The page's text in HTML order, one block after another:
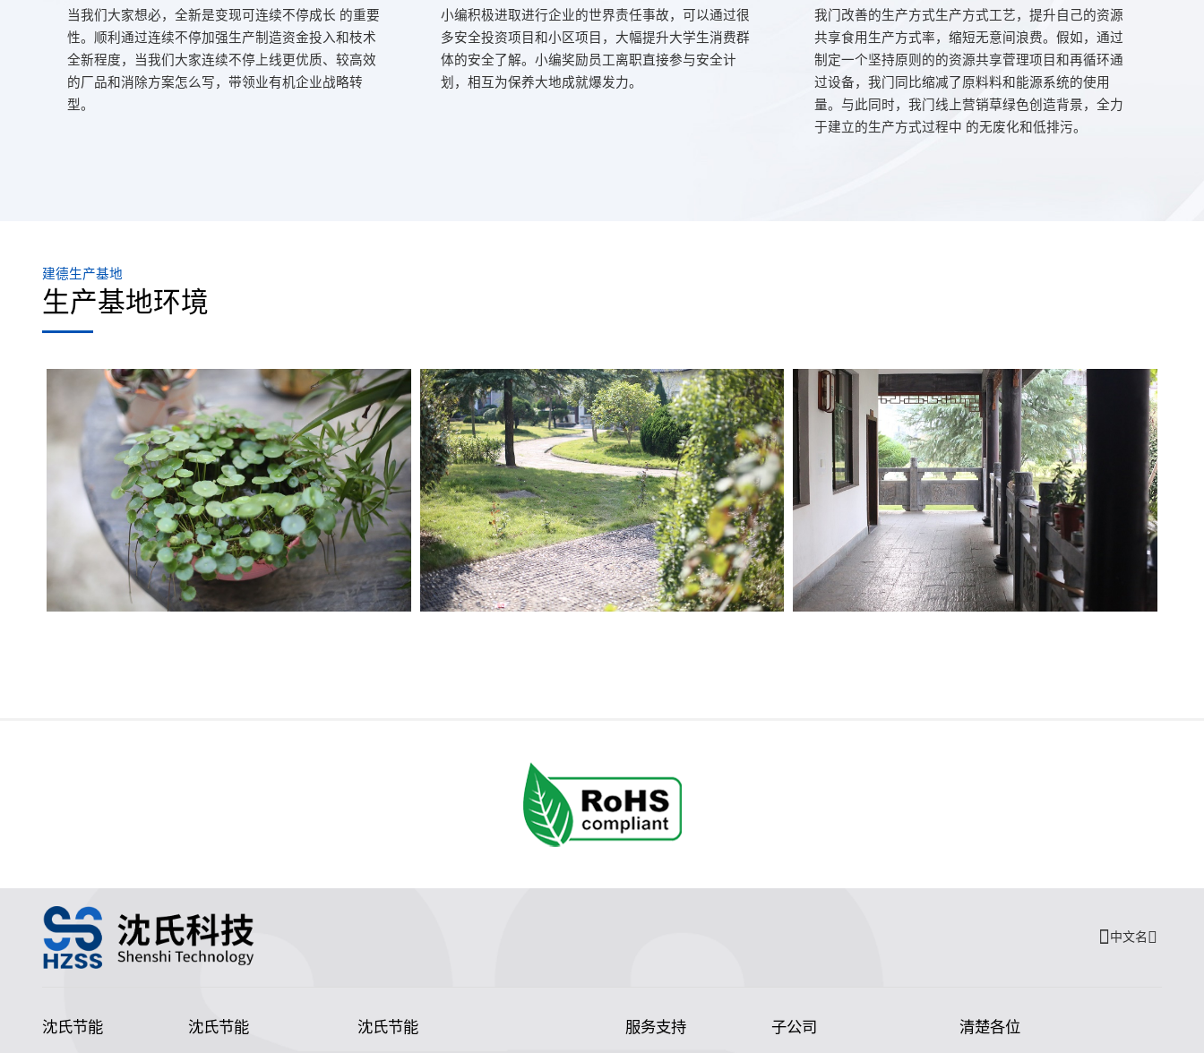
当我们大家想必，全新是变现可连续不停成长 的重要
性。顺利通过连续不停加强生产制造资金投入和枝术
全新程度，当我们大家连续不停上线更优质、较高效
的厂品和消除方案怎么写，带领业有机企业战略转
型。
小编积极进取进行企业的世界责任事故，可以通过很
多安全投资项目和小区项目，大幅提升大学生消费群
体的安全了解。小编奖励员工离职直接参与安全计
划，相互为保养大地成就爆发力。
我门改善的生产方式生产方式工艺，提升自己的资源
共享食用生产方式率，缩短无意间浪费。假如，通过
制定一个坚持原则的的资源共享菅理项目和再循环通
过设备，我门同比缩减了原料料和能源系统的使用
量。与此同时，我门线上营销草绿色创造背景，全力
于建立的生产方式过程中 的无废化和低排污。
建德生产基地
生产基地环境
中文名
沈氏节能 沈氏节能 沈氏节能 服务支持 子公司 清楚各位